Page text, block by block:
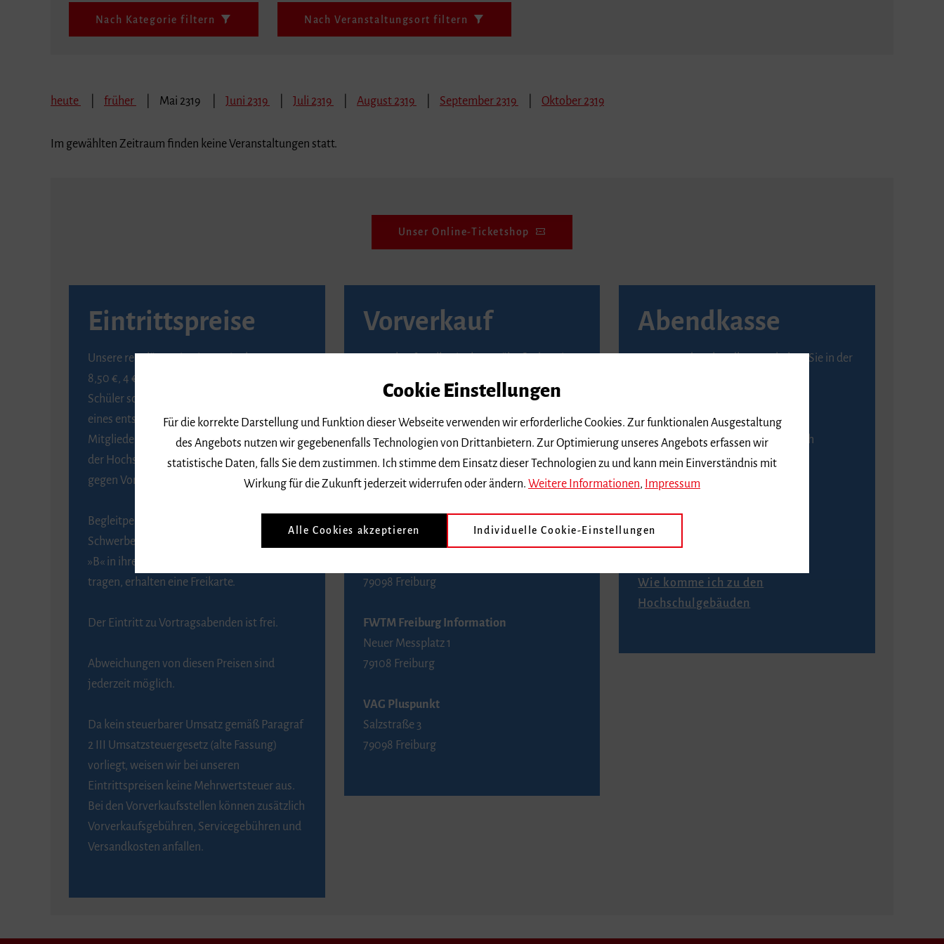
Nach Kategorie filtern Nach Veranstaltungsort filtern
heute früher Mai 2319 Juni 2319 Juli 2319 August 2319 September 2319 Oktober 2319
Im gewählten Zeitraum finden keine Veranstaltungen statt.
Unser Online-Ticketshop
Eintrittspreise
Unsere regulären Eintrittspreise betragen
8,50 €, 4 € ermäßigt für Schülerinnen und
Schüler sowie Studierende gegen Vorlage
eines entsprechenden Nachweises, 6 € für
Mitglieder der Gesellschaft zur Förderung
der Hochschule für Musik Freiburg e. V.
gegen Vorlage des Mitgliedsausweises.
Begleitpersonen von Menschen mit
Schwerbehinderung, die das Merkzeichen
»B« in ihrem Schwerbehindertenausweis
tragen, erhalten eine Freikarte.
Der Eintritt zu Vortragsabenden ist frei.
Abweichungen von diesen Preisen sind
jederzeit möglich.
Da kein steuerbarer Umsatz gemäß Paragraf
2 III Umsatzsteuergesetz (alte Fassung)
vorliegt, weisen wir bei unseren
Eintrittspreisen keine Mehrwertsteuer aus.
Bei den Vorverkaufsstellen können zusätzlich
Vorverkaufsgebühren, Servicegebühren und
Versandkosten anfallen.
Vorverkauf
BZ-Kartenservice Freiburg
Kaiser-Joseph-Straße 229
79098 Freiburg
Telefon 0761 4968888 (Reservierungen sind
79098 Freiburg
FWTM Freiburg Information
Neuer Messplatz 1
79108 Freiburg
VAG Pluspunkt
Salzstraße 3
79098 Freiburg
Abendkasse
Karten an der Abendkasse erhalten Sie in der
An der Abendkasse ist ausschließlich
Barzahlung möglich.
Anfahrt
Wie komme ich zu den
Hochschulgebäuden
Cookie Einstellungen
Für die korrekte Darstellung und Funktion dieser Webseite verwenden wir erforderliche Cookies. Zur funktionalen Ausgestaltung
des Angebots nutzen wir gegebenenfalls Technologien von Drittanbietern. Zur Optimierung unseres Angebots erfassen wir
statistische Daten, falls Sie dem zustimmen. Ich stimme dem Einsatz dieser Technologien zu und kann mein Einverständnis mit
Wirkung für die Zukunft jederzeit widerrufen oder ändern. Weitere Informationen, Impressum
Alle Cookies akzeptieren Individuelle Cookie-Einstellungen